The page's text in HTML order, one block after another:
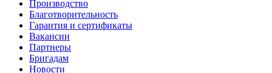
Производство
Благотворительность
Гарантия и сертификаты
Вакансии
Партнеры
Бригадам
Новости